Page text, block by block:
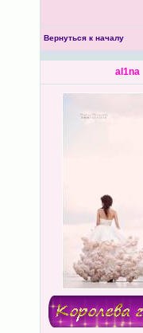
Вернуться к началу
al1na